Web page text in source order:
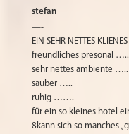
stefan
—-
EIN SEHR NETTES
freundliches presonal …..
sehr nettes ambiente …..
sauber …..
ruhig …….
für ein so kleines hotel ein
8kann sich so manches